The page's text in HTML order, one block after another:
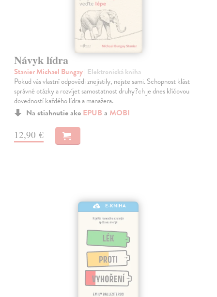
Návyk lídra
Stanier Michael Bungay| Elektronická kniha
Pokud vás vlastní odpovědi znejistily, nejste sami. Schopnost klást
správné otázky a rozvíjet samostatnost druhy?ch je dnes klíčovou
dovedností každého lídra a manažera.
Na stiahnutie ako EPUB a MOBI
12,90 €
E-KNIHA